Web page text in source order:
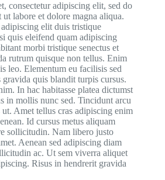
consectetur adipiscing elit, sed do
labore et dolore magna aliqua.
elit duis tristique
quis eleifend quam adipiscing
morbi tristique senectus et
rutrum quisque non tellus. Enim
leo. Elementum eu facilisis sed
quis blandit turpis cursus.
In hac habitasse platea dictumst
in mollis nunc sed. Tincidunt arcu
ut. Amet tellus cras adipiscing enim
Id cursus metus aliquam
sollicitudin. Nam libero justo
Aenean sed adipiscing diam
ac. Ut sem viverra aliquet
Risus in hendrerit gravida